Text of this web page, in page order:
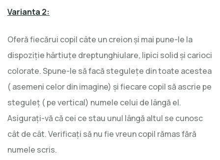
Varianta 2:
Oferă fiecărui copil câte un creion şi mai pune-le la
dispoziţie hârtiuţe dreptunghiulare, lipici solid şi carioci
colorate. Spune-le să facă steguleţe din toate acestea
( asemeni celor din imagine) şi fiecare copil să ascrie pe
steguleţ ( pe vertical) numele celui de lângă el.
Asiguraţi-vă că cei ce stau unul lângă altul se cunosc
cât de cât. Verificaţi să nu fie vreun copil rămas fără
numele scris.